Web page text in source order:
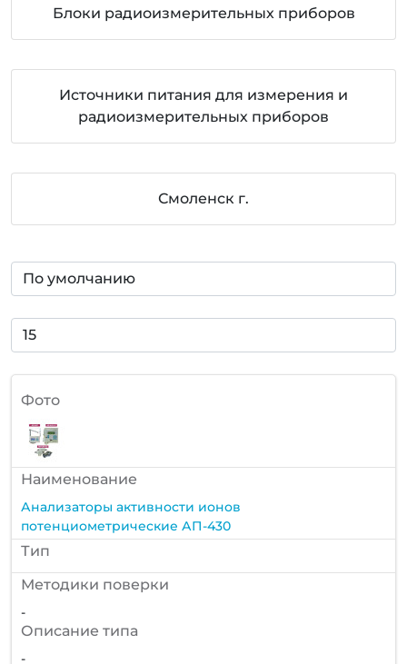
Блоки радиоизмерительных приборов
Источники питания для измерения и
радиоизмерительных приборов
Смоленск г.
Фото
Наименование
Анализаторы активности ионов
потенциометрические АП-430
Тип
Методики поверки
-
Описание типа
-